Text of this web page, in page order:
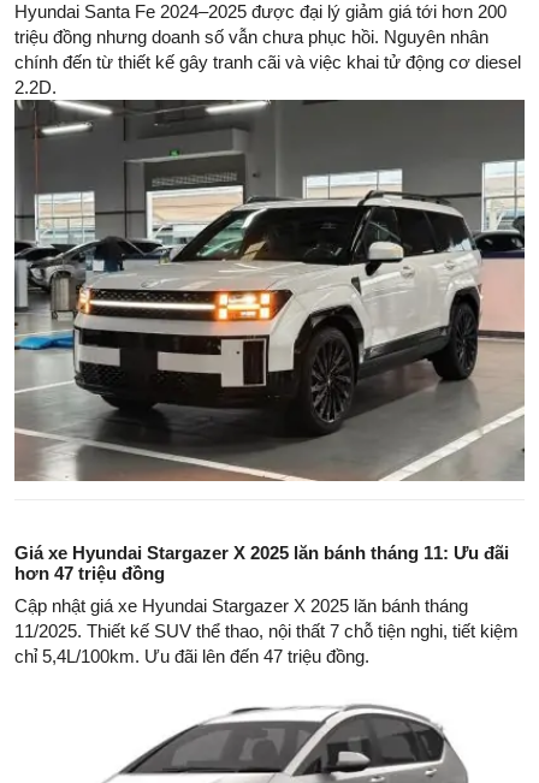
Hyundai Santa Fe 2024–2025 được đại lý giảm giá tới hơn 200
triệu đồng nhưng doanh số vẫn chưa phục hồi. Nguyên nhân
chính đến từ thiết kế gây tranh cãi và việc khai tử động cơ diesel
2.2D.
Giá xe Hyundai Stargazer X 2025 lăn bánh tháng 11: Ưu đãi
hơn 47 triệu đồng
Cập nhật giá xe Hyundai Stargazer X 2025 lăn bánh tháng
11/2025. Thiết kế SUV thể thao, nội thất 7 chỗ tiện nghi, tiết kiệm
chỉ 5,4L/100km. Ưu đãi lên đến 47 triệu đồng.